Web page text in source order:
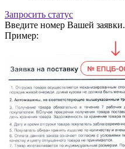
Запросить статус
Введите номер Вашей заявки.
Пример: